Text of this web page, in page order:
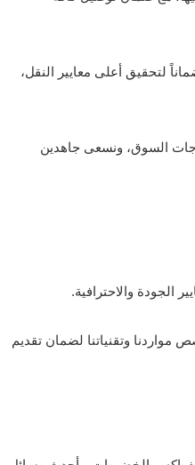
لتحقيق أعلى معايير النقل،
السوق، ونسعى جاهدين
الجودة والاحترافية.
وتقنياتنا لضمان تقديم